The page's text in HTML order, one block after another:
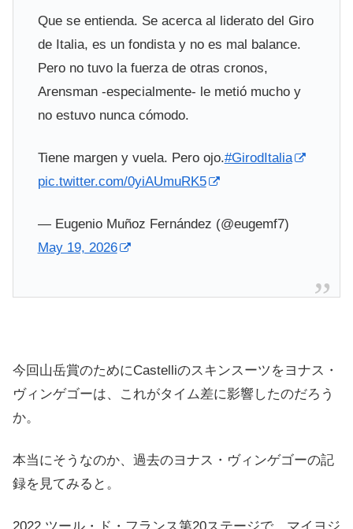
Que se entienda. Se acerca al liderato del Giro
de Italia, es un fondista y no es mal balance.
Pero no tuvo la fuerza de otras cronos,
Arensman -especialmente- le metió mucho y
no estuvo nunca cómodo.
Tiene margen y vuela. Pero ojo.#GirodItalia
pic.twitter.com/0yiAUmuRK5
— Eugenio Muñoz Fernández (@eugemf7)
May 19, 2026
今回山岳賞のためにCastelliのスキンスーツをヨナス・
ヴィンゲゴーは、これがタイム差に影響したのだろう
か。
本当にそうなのか、過去のヨナス・ヴィンゲゴーの記
録を見てみると。
2022 ツール・ド・フランス第20ステージで、マイヨジ